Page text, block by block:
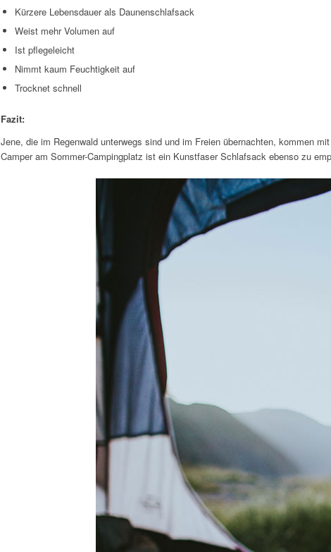
Kürzere Lebensdauer als Daunenschlafsack
Weist mehr Volumen auf
Ist pflegeleicht
Nimmt kaum Feuchtigkeit auf
Trocknet schnell
Fazit:
Jene, die im Regenwald unterwegs sind und im Freien übernachten, kommen
Camper am Sommer-Campingplatz ist ein Kunstfaser Schlafsack ebenso zu